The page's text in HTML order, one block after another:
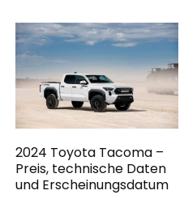
2024 Toyota Tacoma –
Preis, technische Daten
und Erscheinungsdatum